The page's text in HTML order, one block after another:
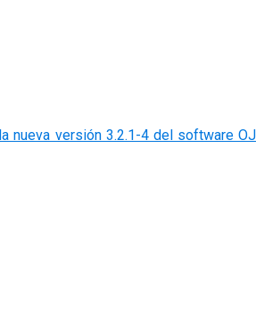
versión 3.2.1-4 del software